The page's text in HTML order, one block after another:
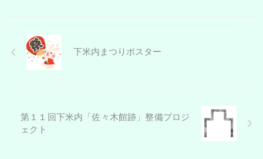
下米内まつりポスター
第１１回下米内「佐々木館跡」整備プロジ
ェクト